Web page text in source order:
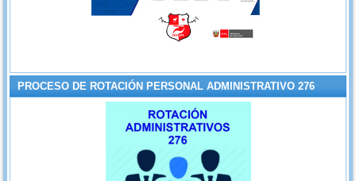
PROCESO DE ROTACIÓN PERSONAL ADMINISTRATIVO 276